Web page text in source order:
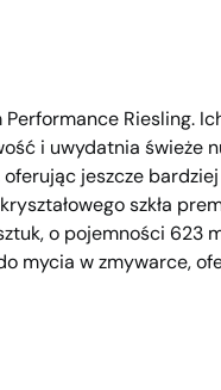
Riesling.
i uwydatnia świeże
jeszcze bardziej
szkła
o pojemności 623
mycia w zmywarce,